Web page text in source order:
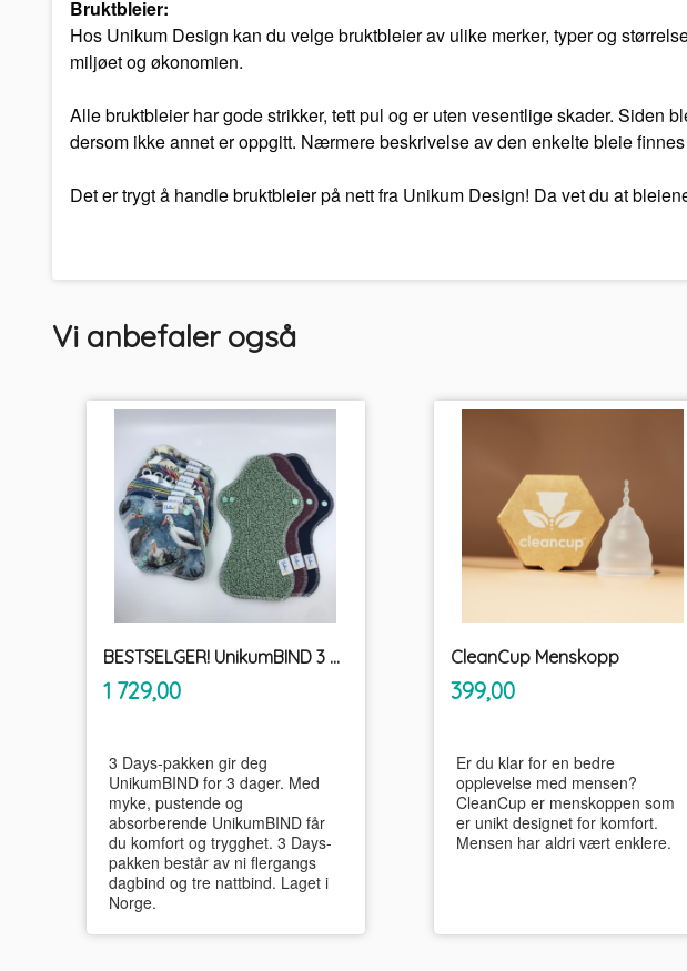
Bruktbleier:
Hos Unikum Design kan du velge bruktbleier av ulike merker, typer og
miljøet og økonomien.
Alle bruktbleier har gode strikker, tett pul og er uten vesentlige skader. Siden
dersom ikke annet er oppgitt. Nærmere beskrivelse av den enkelte bleie
Det er trygt å handle bruktbleier på nett fra Unikum Design! Da vet du at
Vi anbefaler også
BESTSELGER! UnikumBIND 3 Days
Pris
1 729,00mva.
3 Days-pakken gir deg
UnikumBIND for 3 dager. Med
myke, pustende og
absorberende UnikumBIND får
du komfort og trygghet. 3 Days-
pakken består av ni flergangs
dagbind og tre nattbind. Laget i
Norge.
CleanCup Menskopp
Pris
399,00inkl.
mva.
Er du klar for en bedre
opplevelse med mensen?
CleanCup er menskoppen som
er unikt designet for komfort.
Mensen har aldri vært enklere.